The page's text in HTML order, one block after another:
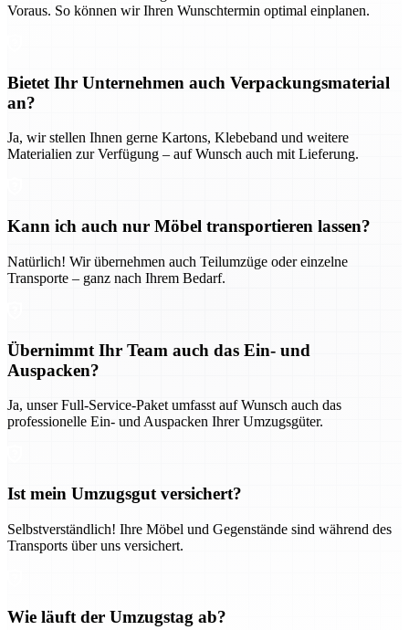
Voraus. So können wir Ihren Wunschtermin optimal einplanen.
Bietet Ihr Unternehmen auch Verpackungsmaterial
an?
Ja, wir stellen Ihnen gerne Kartons, Klebeband und weitere
Materialien zur Verfügung – auf Wunsch auch mit Lieferung.
Kann ich auch nur Möbel transportieren lassen?
Natürlich! Wir übernehmen auch Teilumzüge oder einzelne
Transporte – ganz nach Ihrem Bedarf.
Übernimmt Ihr Team auch das Ein- und
Auspacken?
Ja, unser Full-Service-Paket umfasst auf Wunsch auch das
professionelle Ein- und Auspacken Ihrer Umzugsgüter.
Ist mein Umzugsgut versichert?
Selbstverständlich! Ihre Möbel und Gegenstände sind während des
Transports über uns versichert.
Wie läuft der Umzugstag ab?